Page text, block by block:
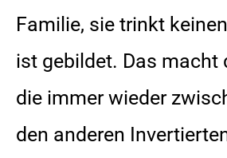
Familie, sie trinkt
ist gebildet. Das macht
die immer wieder
den anderen